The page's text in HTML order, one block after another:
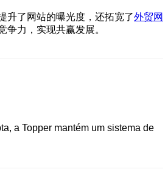
升了网站的曝光度，还拓宽了外贸网
力，实现共赢发展。
a Topper mantém um sistema de